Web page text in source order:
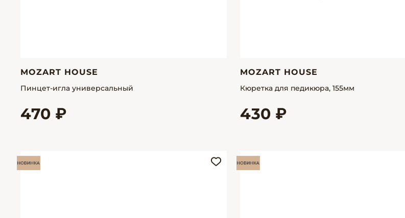
MOZART HOUSE
Пинцет-игла универсальный
470 ₽
MOZART HOUSE
Кюретка для педикюра, 155мм
430 ₽